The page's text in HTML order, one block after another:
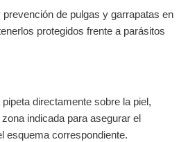
prevención de pulgas y garrapatas en
protegidos frente a parásitos
directamente sobre la piel,
indicada para asegurar el
esquema correspondiente.